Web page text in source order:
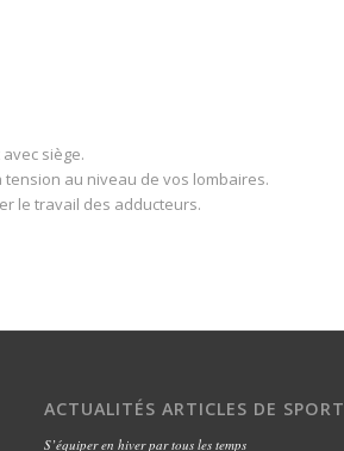
siège.
au niveau de vos lombaires.
le travail des adducteurs.
ACTUALITÉS ARTICLES DE SPORT
S’équiper en hiver par tous les temps